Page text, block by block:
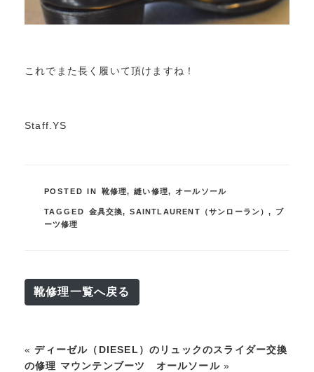
これでまた長く履いて頂けますね！
Staff.YS
POSTED IN 靴修理,縫い修理, オールソール
TAGGED 金具交換,SAINTLAURENT（サンローラン）, ブ
ーツ修理
靴修理一覧へ戻る
«ディーゼル（DIESEL）のリュックのスライダー交換
の修理 マウンテンブーツ オールソール»